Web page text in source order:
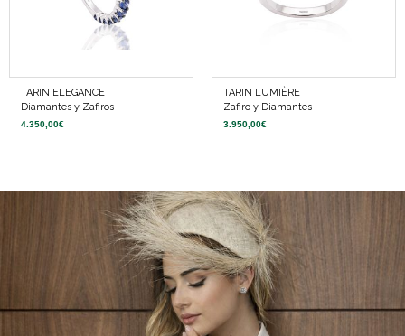
Diamantes y Zafiros
4.350,00€
Zafiro y Diamantes
3.950,00 €